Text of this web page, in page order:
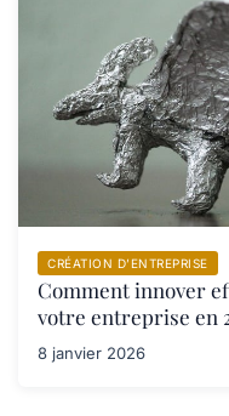
CRÉATION D’ENTREPRISE
Comment innover
votre entreprise en
8 janvier 2026